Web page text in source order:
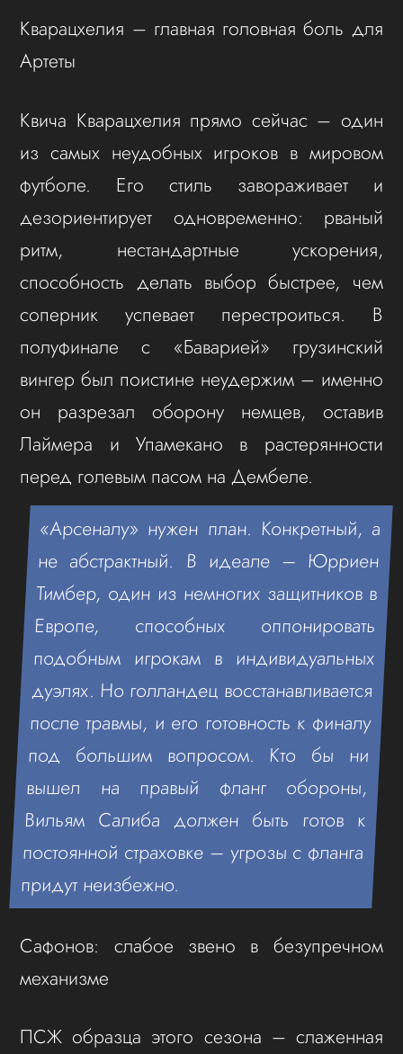
Кварацхелия – главная головная боль для
Артеты
Квича Кварацхелия прямо сейчас – один
из самых неудобных игроков в мировом
футболе. Его стиль завораживает и
дезориентирует одновременно: рваный
ритм, нестандартные ускорения,
способность делать выбор быстрее, чем
соперник успевает перестроиться. В
полуфинале с «Баварией» грузинский
вингер был поистине неудержим – именно
он разрезал оборону немцев, оставив
Лаймера и Упамекано в растерянности
перед голевым пасом на Дембеле.
«Арсеналу» нужен план. Конкретный, а
не абстрактный. В идеале – Юрриен
Тимбер, один из немногих защитников в
Европе, способных оппонировать
подобным игрокам в индивидуальных
дуэлях. Но голландец восстанавливается
после травмы, и его готовность к финалу
под большим вопросом. Кто бы ни
вышел на правый фланг обороны,
Вильям Салиба должен быть готов к
постоянной страховке – угрозы с фланга
придут неизбежно.
Сафонов: слабое звено в безупречном
механизме
ПСЖ образца этого сезона – слаженная